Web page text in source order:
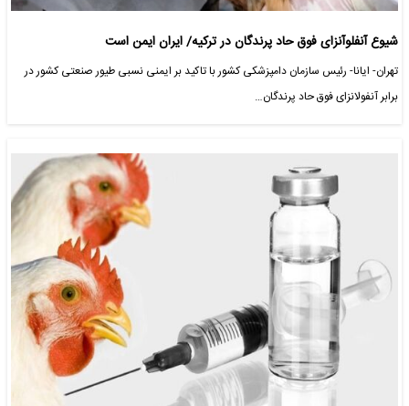
شیوع آنفلوآنزای فوق حاد پرندگان در ترکیه/ ایران ایمن است
تهران- ایانا- رئیس سازمان دامپزشکی کشور با تاکید بر ایمنی نسبی طیور صنعتی کشور در
برابر آنفولانزای فوق حاد پرندگان…